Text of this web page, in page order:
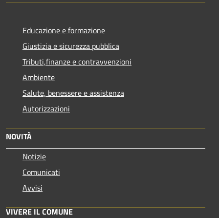
Educazione e formazione
Giustizia e sicurezza pubblica
Tributi,finanze e contravvenzioni
Ambiente
Salute, benessere e assistenza
Autorizzazioni
NOVITÀ
Notizie
Comunicati
Avvisi
VIVERE IL COMUNE